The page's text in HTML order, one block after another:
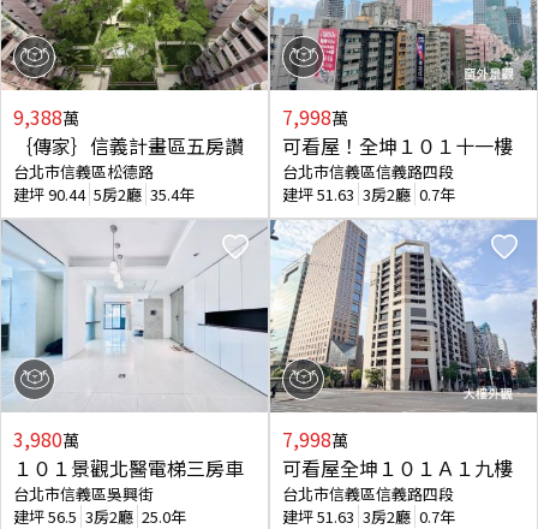
9,388萬
｛傳家｝信義計畫區五房讚
台北市信義區松德路
建坪90.44 5房2廳 35.4年
3,980萬
１０１景觀北醫電梯三房車
台北市信義區吳興街
建坪56.5 3房2廳 25.0年
7,998萬
可看屋！全坤１０１十一樓
台北市信義區信義路四段
建坪51.63 3房2廳 0.7年
7,998萬
可看屋全坤１０１Ａ１九樓
台北市信義區信義路四段
建坪51.63 3房2廳 0.7年